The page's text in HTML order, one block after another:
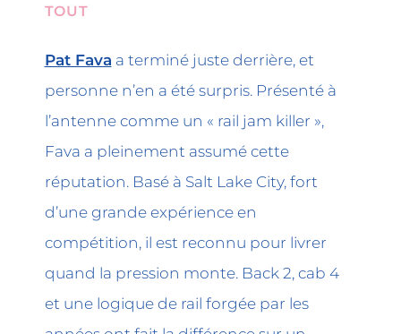
TOUT
Pat Fava a terminé juste derrière, et
personne n’en a été surpris. Présenté à
l’antenne comme un « rail jam killer »,
Fava a pleinement assumé cette
réputation. Basé à Salt Lake City, fort
d’une grande expérience en
compétition, il est reconnu pour livrer
quand la pression monte. Back 2, cab 4
et une logique de rail forgée par les